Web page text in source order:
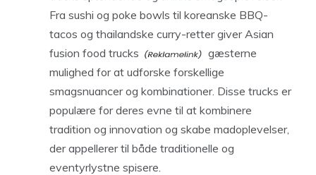
Fra sushi og poke bowls til koreanske BBQ-
tacos og thailandske curry-retter giver Asian
fusion food trucks
gæsterne
mulighed for at udforske forskellige
smagsnuancer og kombinationer. Disse trucks er
populære for deres evne til at kombinere
tradition og innovation og skabe madoplevelser,
der appellerer til både traditionelle og
eventyrlystne spisere.